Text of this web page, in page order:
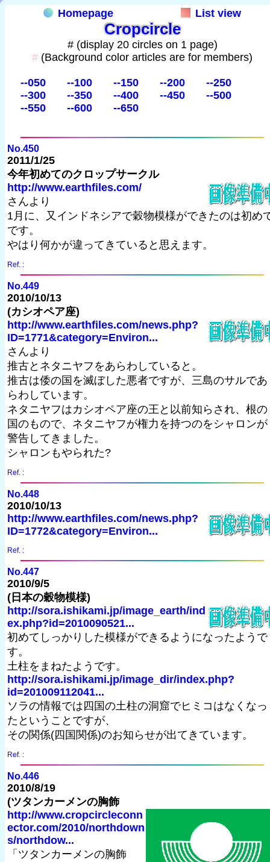
Homepage List view
Cropcircle
# (display 20 circles on 1 page)
# (Background color articles are for members)
--050 --100 --150 --200
--250
--300
--350 --400 --450
--500
--550
--600 --650
No.450
2011/1/25
今年初めてのクロップサークル
http://www.earthfiles.com/
さんより
1月に、又インドネシアで穀物模様ができたのは初め
です。
やはり何かが違ってきていると思えます。
Ref. :
No.449
2010/10/13
(カシオペア座)
http://www.earthfiles.com/news.php?
ID=1771&category=Environ...
さんより
推古とネタニヤフをあらわしていると。
推古は倭の国を滅ぼした悪者ですが、三島のサルであ
らわしています。
ネタニヤフはカシオペア座の王と以前知らされ、根の
国のもので、ネタニヤフが権力を持つのをシャロンが
警告してきました。
シャロンもやられた?
Ref. :
No.448
2010/10/13
http://www.earthfiles.com/news.php?
ID=1772&category=Environ...
Ref. :
No.447
2010/9/5
(日本の穀物模様)
http://sora.ishikami.jp/image_earth/ind
ex.php?id=2010090521...
初めてしっかりした模様ができるようになったようで
す。
土柱をまねたようです。
http://sora.ishikami.jp/image_dir/index.php?
id=201009112041...
ソラの情報では四国の土柱の洞窟でヒミコはなくなっ
たということですが、
その関係(四国関係)のお知らせが出てきています。
Ref. :
No.446
2010/8/19
(ツタンカーメンの胸飾
http://www.cropcircleconn
ector.com/2010/northdown
s/northdow...
「ツタンカーメンの胸飾